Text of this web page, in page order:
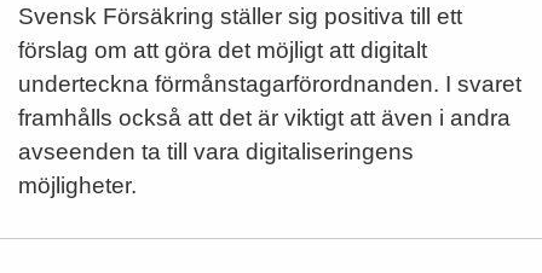
Svensk Försäkring ställer sig positiva till ett
förslag om att göra det möjligt att digitalt
underteckna förmånstagarförordnanden. I svaret
framhålls också att det är viktigt att även i andra
avseenden ta till vara digitaliseringens
möjligheter.